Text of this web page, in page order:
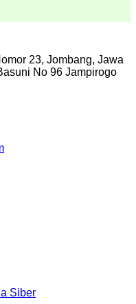
23, Jombang, Jawa
No 96 Jampirogo
Siber